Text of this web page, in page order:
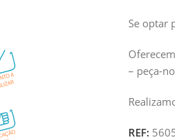
Se optar
– peça-
REF: